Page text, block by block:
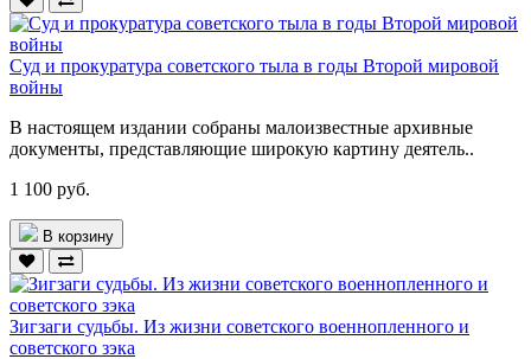
Суд и прокуратура советского тыла в годы Второй мировой
войны
В настоящем издании собраны малоизвестные архивные
документы, представляющие широкую картину деятель..
1 100 руб.
В корзину
Зигзаги судьбы. Из жизни советского военнопленного и
советского зэка